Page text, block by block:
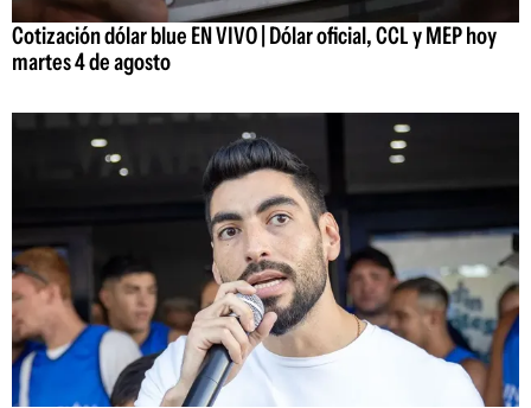
Cotización dólar blue EN VIVO | Dólar oficial, CCL y MEP hoy
martes 4 de agosto